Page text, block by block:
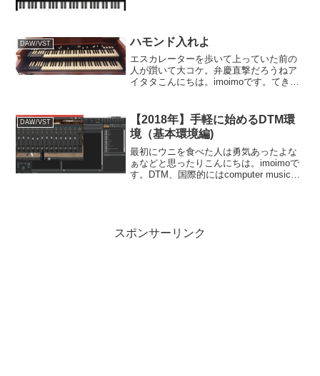
やくギター・ベー...
DAW/VST ハモンド入れよ
エスカレーターを歩いて上っていた前の
人が躓いて大コケ。弁慶直撃だろうねア
イタタこんにちは。imoimoです。てきと
言う企画。難航していたけれど、ようや
くトラックが出揃...
DAW/VST
【2018年】手軽に始めるDTM環
境（基本環境編)
最初にウニを食べた人は勇気あったよな
ぁなどと思ったりこんにちは。imoimoで
す。DTM、国際的にはcomputer musicと
スポンサーリンク